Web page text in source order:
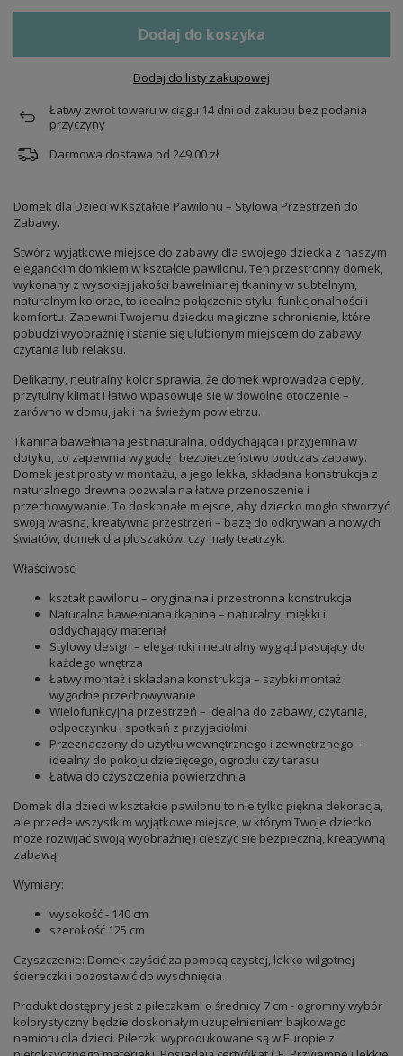
Dodaj do koszyka
Dodaj do listy zakupowej
Łatwy zwrot towaru w ciągu 14dni od zakupu bez podania
przyczyny
Darmowa dostawa od 249,00 zł
Domek dla Dzieci w Kształcie Pawilonu – Stylowa Przestrzeń do
Zabawy.
Stwórz wyjątkowe miejsce do zabawy dla swojego dziecka z naszym
eleganckim domkiem w kształcie pawilonu. Ten przestronny domek,
wykonany z wysokiej jakości bawełnianej tkaniny w subtelnym,
naturalnym kolorze, to idealne połączenie stylu, funkcjonalności i
komfortu. Zapewni Twojemu dziecku magiczne schronienie, które
pobudzi wyobraźnię i stanie się ulubionym miejscem do zabawy,
czytania lub relaksu.
Delikatny, neutralny kolor sprawia, że domek wprowadza ciepły,
przytulny klimat i łatwo wpasowuje się w dowolne otoczenie –
zarówno w domu, jak i na świeżym powietrzu.
Tkanina bawełniana jest naturalna, oddychająca i przyjemna w
dotyku, co zapewnia wygodę i bezpieczeństwo podczas zabawy.
Domek jest prosty w montażu, a jego lekka, składana konstrukcja z
naturalnego drewna pozwala na łatwe przenoszenie i
przechowywanie. To doskonałe miejsce, aby dziecko mogło stworzyć
swoją własną, kreatywną przestrzeń – bazę do odkrywania nowych
światów, domek dla pluszaków, czy mały teatrzyk.
Właściwości
kształt pawilonu – oryginalna i przestronna konstrukcja
Naturalna bawełniana tkanina – naturalny, miękki i
oddychający materiał
Stylowy design – elegancki i neutralny wygląd pasujący do
każdego wnętrza
Łatwy montaż i składana konstrukcja – szybki montaż i
wygodne przechowywanie
Wielofunkcyjna przestrzeń – idealna do zabawy, czytania,
odpoczynku i spotkań z przyjaciółmi
Przeznaczony do użytku wewnętrznego i zewnętrznego –
idealny do pokoju dziecięcego, ogrodu czy tarasu
Łatwa do czyszczenia powierzchnia
Domek dla dzieci w kształcie pawilonu to nie tylko piękna dekoracja,
ale przede wszystkim wyjątkowe miejsce, w którym Twoje dziecko
może rozwijać swoją wyobraźnię i cieszyć się bezpieczną, kreatywną
zabawą.
Wymiary:
wysokość - 140 cm
szerokość 125 cm
Czyszczenie: Domek czyścić za pomocą czystej, lekko wilgotnej
ściereczki i pozostawić do wyschnięcia.
Produkt dostępny jest z piłeczkami o średnicy 7 cm - ogromny wybór
kolorystyczny będzie doskonałym uzupełnieniem bajkowego
namiotu dla dzieci. Piłeczki wyprodukowane są w Europie z